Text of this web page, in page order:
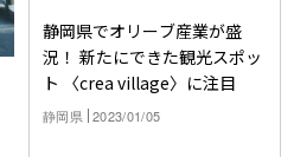
静岡県でオリーブ産業が盛
況！ 新たにできた観光スポッ
ト 〈crea village〉に注目
静岡県 2023/01/05